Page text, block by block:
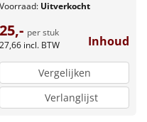
Voorraad: Uitverkocht
25,- per stuk
27,66 incl. BTW Inhoud
Vergelijken
Verlanglijst